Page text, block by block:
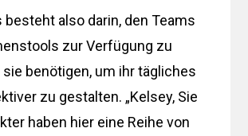
besteht also darin, den Teams
zur Verfügung zu
sie benötigen, um ihr tägliches
zu gestalten. „Kelsey, Sie
haben hier eine Reihe von